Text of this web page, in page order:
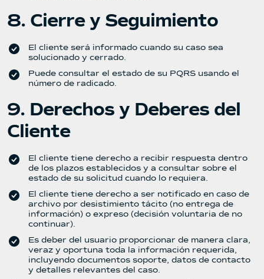
8. Cierre y Seguimiento
El cliente será informado cuando su caso sea
solucionado y cerrado.
Puede consultar el estado de su PQRS usando el
número de radicado.
9. Derechos y Deberes del
Cliente
El cliente tiene derecho a recibir respuesta dentro
de los plazos establecidos y a consultar sobre el
estado de su solicitud cuando lo requiera.
El cliente tiene derecho a ser notificado en caso de
archivo por desistimiento tácito (no entrega de
información) o expreso (decisión voluntaria de no
continuar).
Es deber del usuario proporcionar de manera clara,
veraz y oportuna toda la información requerida,
incluyendo documentos soporte, datos de contacto
y detalles relevantes del caso.